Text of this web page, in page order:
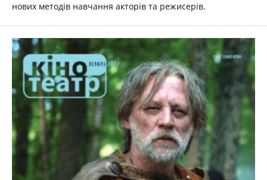
нових методів навчання акторів та режисерів.